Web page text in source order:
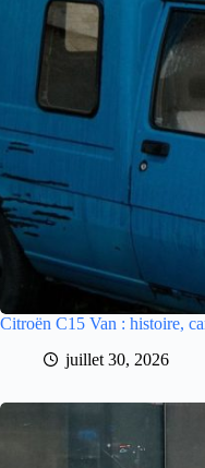
Citroën C15 Van : histoire,
juillet 30, 2026